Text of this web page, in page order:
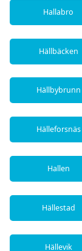
Hallabro
Hällbäcken
Hällbybrunn
Hälleforsnäs
Hallen
Hällestad
Hällevik